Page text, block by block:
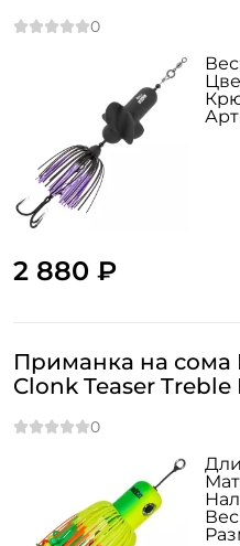
2 880 ₽
Приманка на сома
Clonk Teaser Treble